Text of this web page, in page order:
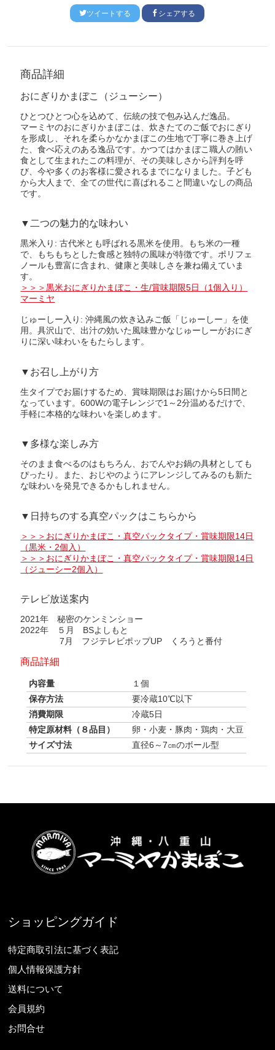
ツイートする シェアする
商品詳細
おにぎりかまぼこ（ジューシー）
ひとつひとつ心を込めて、伝統の技で包み込んだ逸品。
マーミヤのおにぎりかまぼこは、炊きたてのご飯でおにぎり
を形成し、それを柔らかなかまぼこの生地で丁寧に巻き上げ
た、食べ応えのある逸品です。かつてはかまぼこ職人の賄い
食として生まれたこの料理が、その美味しさから評判を呼
び、今や多くのお客様に愛されるまでになりました。子ども
から大人まで、全ての世代に喜ばれること間違いなしの商品
です。
▼二つの魅力的な味わい
黒米入り: 古代米とも呼ばれる黒米を使用。もち米の一種
で、もちもちとした食感と独特の風味が特徴です。ポリフェ
ノールも豊富に含まれ、健康と美味しさを兼ね備えていま
す。
＞＞＞黒米おにぎりかまぼこ・生/賞味期限5日（1個入り）
マーミヤ
じゅーしー入り: 沖縄風の炊き込みご飯「じゅーしー」を使
用。具沢山で、出汁の効いた風味豊かなじゅーしーがおにぎ
りに深い味わいをもたらします。
▼お召し上がり方
生タイプでお届けするため、賞味期限はお届けから5日間と
なっています。600Wの電子レンジで1～2分温めるだけで、
手軽に本格的な味わいを楽しめます。
▼多様な楽しみ方
そのまま食べるのはもちろん、おでんやお鍋の具材としても
ぴったり。また、おじやのようにアレンジしてみるのも新た
な味わいを発見できるかもしれません。
▼日持ちのする真空パックはこちらから
＞＞＞おにぎりかまぼこ・真空パックタイプ・賞味期限14日
（黒米・2個入）
＞＞＞おにぎりかまぼこ・真空パックタイプ・賞味期限14日
（ジューシー2個入）
テレビ放送案内
2021年 秘密のケンミンショー
2022年 ５月 BSよしもと
7月 フジテレビポップUP くろうと番付
商品詳細
内容量
１個
保存方法
要冷蔵10℃以下
消費期限
冷蔵5日
特定原材料（８品目）
卵・小麦・豚肉・鶏肉・大豆
サイズ寸法
直径6～7㎝のボール型
ショッピングガイド
特定商取引法に基づく表記
個人情報保護方針
送料について
会員規約
お問合せ